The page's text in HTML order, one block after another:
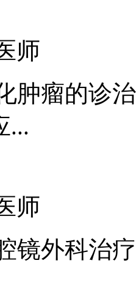
师
肿瘤的诊
...
师
镜外科治